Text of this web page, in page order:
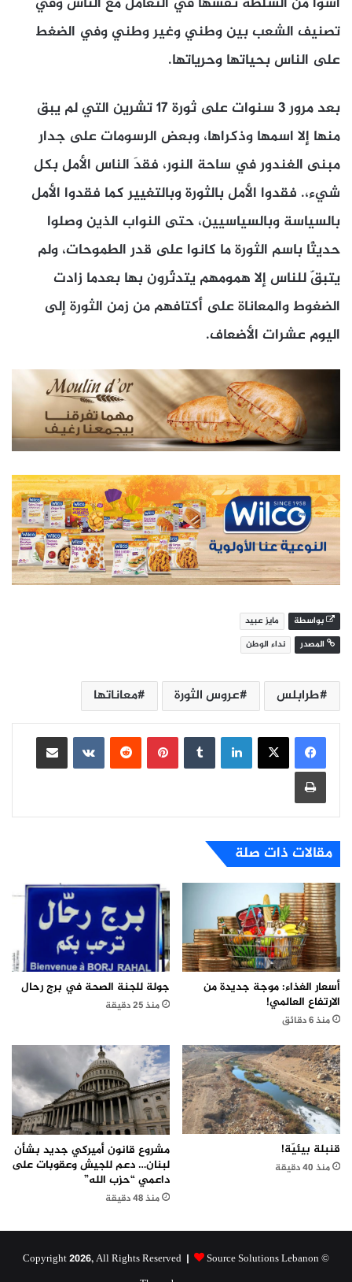
تصنيف الشعب بين وطني وغير وطني وفي الضغط
على الناس بحياتها وحرياتها.
بعد مرور 3 سنوات على ثورة 17 تشرين التي لم يبق
منها إلا اسمها وذكراها، وبعض الرسومات على جدار
مبنى الغندور في ساحة النور، فقدَ الناس الأمل بكل
شيء،. فقدوا الأمل بالثورة وبالتغيير كما فقدوا الأمل
بالسياسة وبالسياسيين، حتى النواب الذين وصلوا
حديثًا باسم الثورة ما كانوا على قدر الطموحات، ولم
يتبقّ للناس إلا همومهم يتدثّرون بها بعدما زادت
الضغوط والمعاناة على أكتافهم من زمن الثورة إلى
اليوم عشرات الأضعاف.
بواسطة
مايز عبيد
المصدر
نداء الوطن
طرابلس عروس الثورة معاناتها
لينكدإن بينتيريست
مشاركة عبر البريد
طباعة
مقالات ذات صلة
أسعار الغذاء: موجة جديدة من
الارتفاع العالمي!
منذ 6 دقائق
جولة للجنة الصحة في برج رحال
منذ 25 دقيقة
قنبلة بيئيّة!
منذ 40 دقيقة
مشروع قانون أميركي جديد بشأن
لبنان… دعم للجيش وعقوبات على
داعمي “حزب الله”
منذ 48 دقيقة
© Copyright 2026, All Rights Reserved |
Source Solutions Lebanon